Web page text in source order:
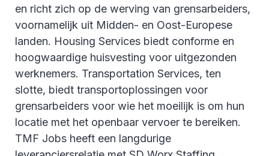
en richt zich op de werving van grensarbeiders,
voornamelijk uit Midden- en Oost-Europese
landen. Housing Services biedt conforme en
hoogwaardige huisvesting voor uitgezonden
werknemers. Transportation Services, ten
slotte, biedt transportoplossingen voor
grensarbeiders voor wie het moeilijk is om hun
locatie met het openbaar vervoer te bereiken.
TMF Jobs heeft een langdurige